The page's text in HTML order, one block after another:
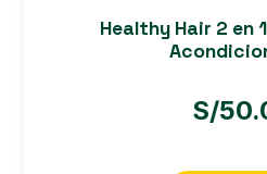
Healthy Hair 2 en
S/